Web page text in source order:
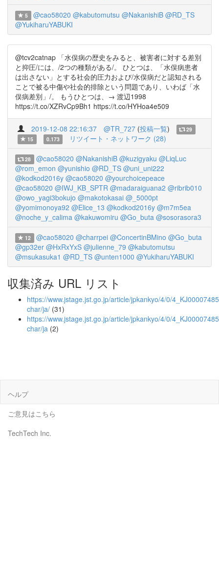
5 @cao58020 @kabutomutsu @NakanishiB @RD_TS
@YukiharuYABUKI
@tcv2catnap 「水俣病の歴史をみると、被害者に対する差別
と抑圧/には、/2つの種類がある/。 ひとつは、「水俣病患者
は出さない」とする社会的圧力および/水俣病だと認知される
ことで被る中傷や社会的排除という問題であり、いわば「水
俣病差別」/。 もうひとつは、→ 渡辺1998
https://t.co/XZRvCp9Bh1 https://t.co/HYHoa4e509
2019-12-08 22:16:37 @TR_727 (投稿一覧)
29
15
0.173 リツイート・ネットワーク (28)
28 @cao58020 @NakanishiB @kuzigyaku @LiqLuc
@rom_emon @yunishio @RD_TS @uni_uni222
@kodkod2016y @cao58020 @yourchoicepeace
@cao58020 @IWJ_KB_SPTR @madaraiguana2 @ribrib010
@owo_yagi3bokujo @makotokasai @_5000pt
@yomimonoya92 @Elice_13 @kodkod2016y @m7m5ea
@noche_y_calima @kakuwomiru @Go_buta @sosorasora3
12 @cao58020 @charrpei @ConcertinBMino @Go_buta
@gp32er @HxRxYxS @julienne_79 @kabutomutsu
@msukasuka1 @RD_TS @unten1000 @YukiharuYABUKI
収集済み URL リスト
https://www.jstage.jst.go.jp/article/jpkankyo/4/0/
char/ja/ (31)
https://www.jstage.jst.go.jp/article/jpkankyo/4/0/
char/ja (2)
ヘルプ
ご意見はこちら
TechTech Inc.